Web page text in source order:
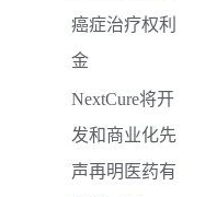
癌症治疗权利
金
NextCure将开
发和商业化先
声再明医药有